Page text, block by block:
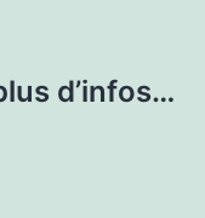
d’infos…